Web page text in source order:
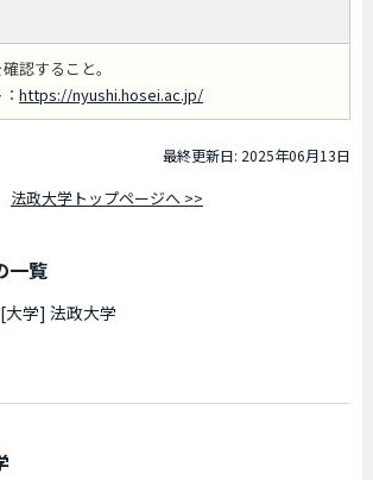
認すること。
https://nyushi.hosei.ac.jp/
最終更新日: 2025年06月13日
法政大学トップページへ >>
一覧
[大学] 法政大学